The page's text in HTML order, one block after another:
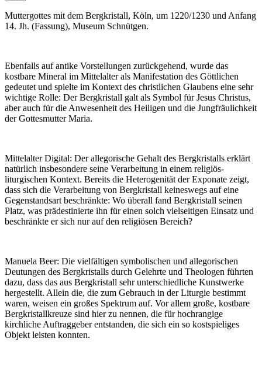
Muttergottes mit dem Bergkristall, Köln, um 1220/1230 und Anfang
14. Jh. (Fassung), Museum Schnütgen.
Ebenfalls auf antike Vorstellungen zurückgehend, wurde das
kostbare Mineral im Mittelalter als Manifestation des Göttlichen
gedeutet und spielte im Kontext des christlichen Glaubens eine sehr
wichtige Rolle: Der Bergkristall galt als Symbol für Jesus Christus,
aber auch für die Anwesenheit des Heiligen und die Jungfräulichkeit
der Gottesmutter Maria.
Mittelalter Digital: Der allegorische Gehalt des Bergkristalls erklärt
natürlich insbesondere seine Verarbeitung in einem religiös-
liturgischen Kontext. Bereits die Heterogenität der Exponate zeigt,
dass sich die Verarbeitung von Bergkristall keineswegs auf eine
Gegenstandsart beschränkte: Wo überall fand Bergkristall seinen
Platz, was prädestinierte ihn für einen solch vielseitigen Einsatz und
beschränkte er sich nur auf den religiösen Bereich?
Manuela Beer: Die vielfältigen symbolischen und allegorischen
Deutungen des Bergkristalls durch Gelehrte und Theologen führten
dazu, dass das aus Bergkristall sehr unterschiedliche Kunstwerke
hergestellt. Allein die, die zum Gebrauch in der Liturgie bestimmt
waren, weisen ein großes Spektrum auf. Vor allem große, kostbare
Bergkristallkreuze sind hier zu nennen, die für hochrangige
kirchliche Auftraggeber entstanden, die sich ein so kostspieliges
Objekt leisten konnten.